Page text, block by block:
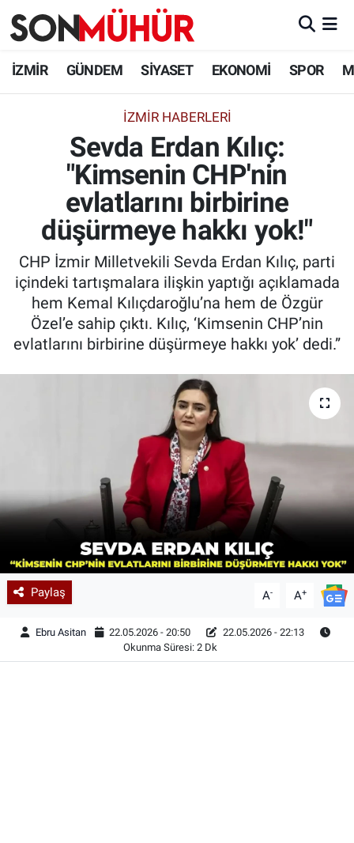
İZMİR GÜNDEM SİYASET EKONOMİ SPOR
İZMIR HABERLERI
Sevda Erdan Kılıç:
"Kimsenin CHP'nin
evlatlarını birbirine
düşürmeye hakkı yok!"
CHP İzmir Milletvekili Sevda Erdan Kılıç, parti
içindeki tartışmalara ilişkin yaptığı açıklamada
hem Kemal Kılıçdaroğlu’na hem de Özgür
Özel’e sahip çıktı. Kılıç, ‘Kimsenin CHP’nin
evlatlarını birbirine düşürmeye hakkı yok’ dedi.”
Paylaş A- A+
Ebru Asitan 22.05.2026 - 20:50
22.05.2026 - 22:13
Okunma Süresi: 2 Dk
İzmir Nöbetçi Eczaneler
İzmir Namaz Vakitleri
İzmir Trafik Yoğunluk Haritası
Süper Lig Puan Durumu ve Fikstür
Tüm Manşetler
Son Dakika Haberleri
Haber Arşivi